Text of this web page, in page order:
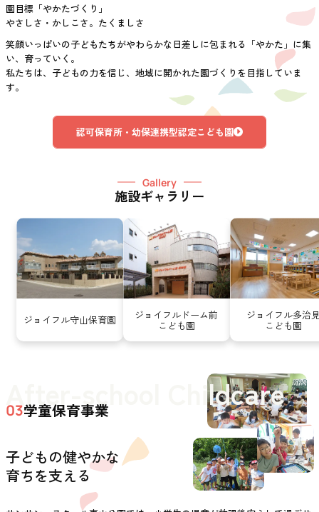
園目標「やかたづくり」
やさしさ・かしこさ。たくましさ
笑顔いっぱいの子どもたちがやわらかな日差しに包まれる「やかた」に集
い、育っていく。
私たちは、子どもの力を信じ、地域に開かれた園づくりを目指していま
す。
認可保育所・幼保連携型認定こども園
Gallery
施設ギャラリー
ジョイフル守山保育園 ジョイフルドーム前
こども園
ジョイフル多治
こども園
After-school Childcare
03学童保育事業
子どもの健やかな
育ちを支える